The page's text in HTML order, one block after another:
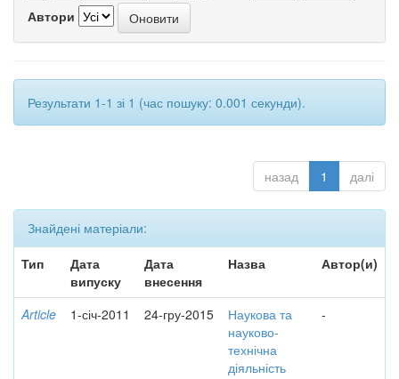
Автори
Результати 1-1 зі 1 (час пошуку: 0.001 секунди).
назад 1 далі
Знайдені матеріали:
Тип
Дата
випуску
Дата
внесення
Назва Автор(и)
Article 1-січ-2011 24-гру-2015
Наукова та
науково-
технічна
діяльність
-